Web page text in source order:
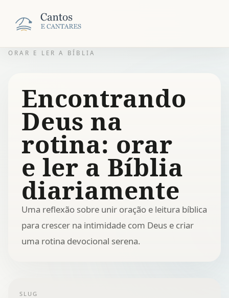
ORAR E LER A BÍBLIA
Encontrando
Deus na
rotina: orar
e ler a Bíblia
diariamente
Uma reflexão sobre unir oração e leitura bíblica
para crescer na intimidade com Deus e criar
uma rotina devocional serena.
SLUG